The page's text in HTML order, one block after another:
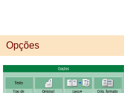
Opções